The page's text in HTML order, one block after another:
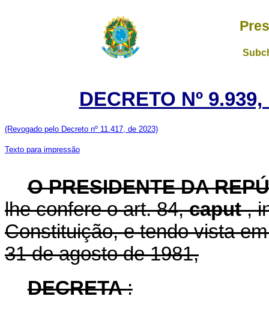
DECRETO Nº
(Revogado pelo Decreto nº 11.417, de 2023)
Texto para impressão
O PRESIDENTE DA
lhe confere o art. 84,caput,
Constituição, e tendo vista
31 de agosto de 1981,
DECRETA: